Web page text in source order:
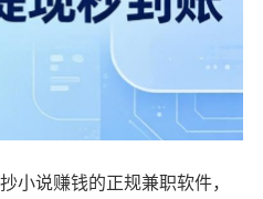
小说赚钱的正规兼职软件，